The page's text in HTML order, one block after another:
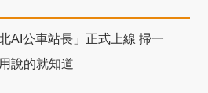
北AI公車站長」正式上線 掃一
說的就知道